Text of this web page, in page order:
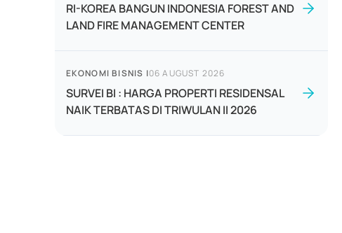
RI-KOREA BANGUN INDONESIA FOREST AND
LAND FIRE MANAGEMENT CENTER
EKONOMI BISNIS |06 AUGUST 2026
SURVEI BI : HARGA PROPERTI RESIDENSAL
NAIK TERBATAS DI TRIWULAN II 2026